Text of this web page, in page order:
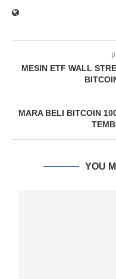
MESIN ETF WALL
MARA BELI BITCOIN
YOU